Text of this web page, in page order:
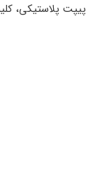
پیپت پلاستیکی،